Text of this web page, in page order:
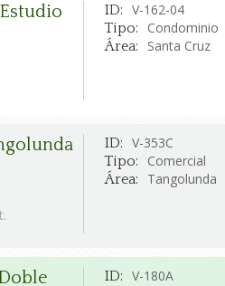
ID: V-162-04
Tipo: Condominio
Área: Santa Cruz
ID: V-353C
Tipo: Comercial
Área: Tangolunda
ID: V-180A